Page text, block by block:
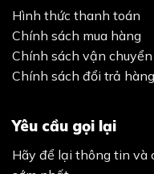
Hình thức thanh toán
Chính sách mua hàng
Chính sách vận chuyển
Chính sách đổi trả hàng
Yêu cầu gọi lại
Hãy để lại thông tin và